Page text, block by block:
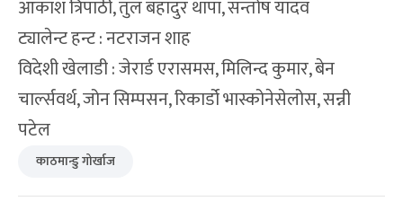
आकाश त्रिपाठी, तुल बहादुर थापा, सन्तोष यादव
ट्यालेन्ट हन्ट : नटराजन शाह
विदेशी खेलाडी : जेरार्ड एरासमस, मिलिन्द कुमार, बेन
चार्ल्सवर्थ, जोन सिम्पसन, रिकार्डो भास्कोनेसेलोस, सन्नी
पटेल
काठमान्डु गोर्खाज